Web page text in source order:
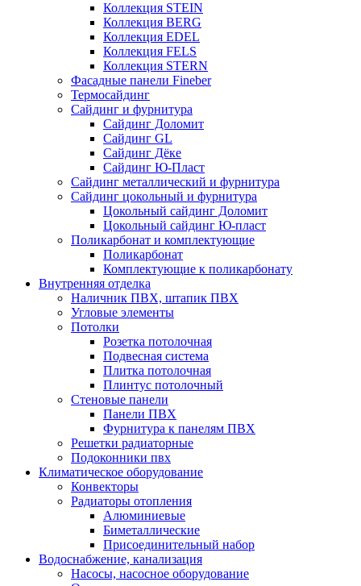
Коллекция STEIN
Коллекция BERG
Коллекция EDEL
Коллекция FELS
Коллекция STERN
Фасадные панели Fineber
Термосайдинг
Сайдинг и фурнитура
Сайдинг Доломит
Сайдинг GL
Сайдинг Дёке
Сайдинг Ю-Пласт
Сайдинг металлический и фурнитура
Сайдинг цокольный и фурнитура
Цокольный сайдинг Доломит
Цокольный сайдинг Ю-пласт
Поликарбонат и комплектующие
Поликарбонат
Комплектующие к поликарбонату
Внутренняя отделка
Наличник ПВХ, штапик ПВХ
Угловые элементы
Потолки
Розетка потолочная
Подвесная система
Плитка потолочная
Плинтус потолочный
Стеновые панели
Панели ПВХ
Фурнитура к панелям ПВХ
Решетки радиаторные
Подоконники пвх
Климатическое оборудование
Конвекторы
Радиаторы отопления
Алюминиевые
Биметаллические
Присоединительный набор
Водоснабжение, канализация
Насосы, насосное оборудование